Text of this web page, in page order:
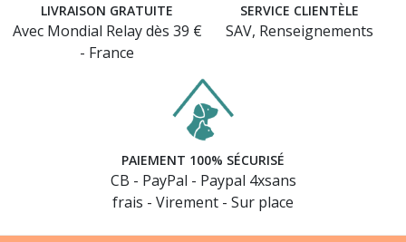
LIVRAISON GRATUITE
Avec Mondial Relay dès 39 €
- France
SERVICE CLIENTÈLE
SAV, Renseignements
PAIEMENT 100% SÉCURISÉ
CB - PayPal - Paypal 4xsans
frais - Virement - Sur place